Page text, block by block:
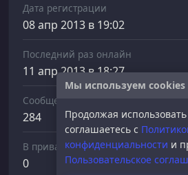
Дата регистрации
08 апр 2013 в 19:02
Последний раз онлайн
11 апр 2013 в 18:27
Сообщений отправлено
284
В приват
0
Мы используем cookies
Продолжая
соглашаетесь с
конфиденциальности и
Пользовательское